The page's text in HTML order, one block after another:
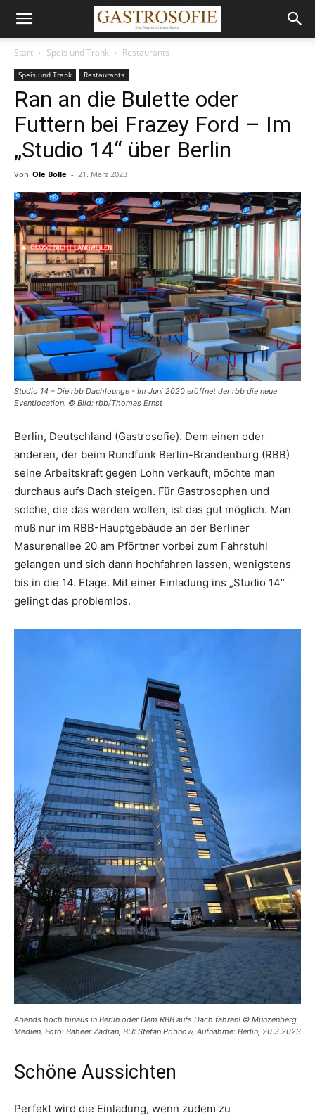
Start Speis und Trank Restaurants
Speis und Trank Restaurants
Ran an die Bulette oder
Futtern bei Frazey Ford – Im
„Studio 14“ über Berlin
Von Ole Bolle - 21. März 2023
Studio 14 – Die rbb Dachlounge - Im Juni 2020 eröffnet der rbb die neue
Eventlocation. © Bild: rbb/Thomas Ernst
Berlin, Deutschland (Gastrosofie). Dem einen oder
anderen, der beim Rundfunk Berlin-Brandenburg (RBB)
seine Arbeitskraft gegen Lohn verkauft, möchte man
durchaus aufs Dach steigen. Für Gastrosophen und
solche, die das werden wollen, ist das gut möglich. Man
muß nur im RBB-Hauptgebäude an der Berliner
Masurenallee 20 am Pförtner vorbei zum Fahrstuhl
gelangen und sich dann hochfahren lassen, wenigstens
bis in die 14. Etage. Mit einer Einladung ins „Studio 14“
gelingt das problemlos.
Abends hoch hinaus in Berlin oder Dem RBB aufs Dach fahren! © Münzenberg
Medien, Foto: Baheer Zadran, BU: Stefan Pribnow, Aufnahme: Berlin, 20.3.2023
Schöne Aussichten
Perfekt wird die Einladung, wenn zudem zu